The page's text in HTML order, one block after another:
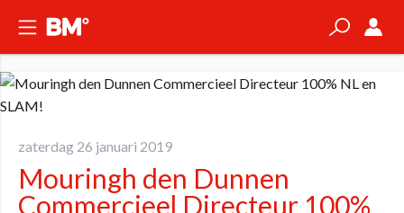
zaterdag 26 januari 2019
Mouringh den Dunnen
Commercieel Directeur 100%